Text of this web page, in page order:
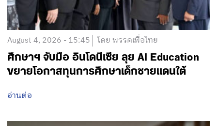
August 4, 2026 - 15:45 โดย พรรคเพื่อไทย
ศึกษาฯ จับมือ อินโดนีเซีย ลุย AI Education
ขยายโอกาสทุนการศึกษาเด็กชายแดนใต้
อ่านต่อ